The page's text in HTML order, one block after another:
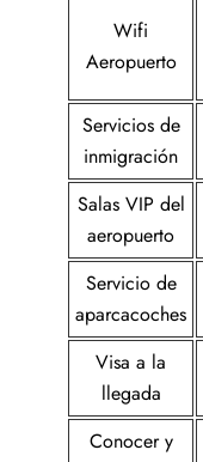
Wifi
Aeropuerto
Servicios de
inmigración
Salas VIP del
aeropuerto
Servicio de
aparcacoches
Visa a la
llegada
Conocer y